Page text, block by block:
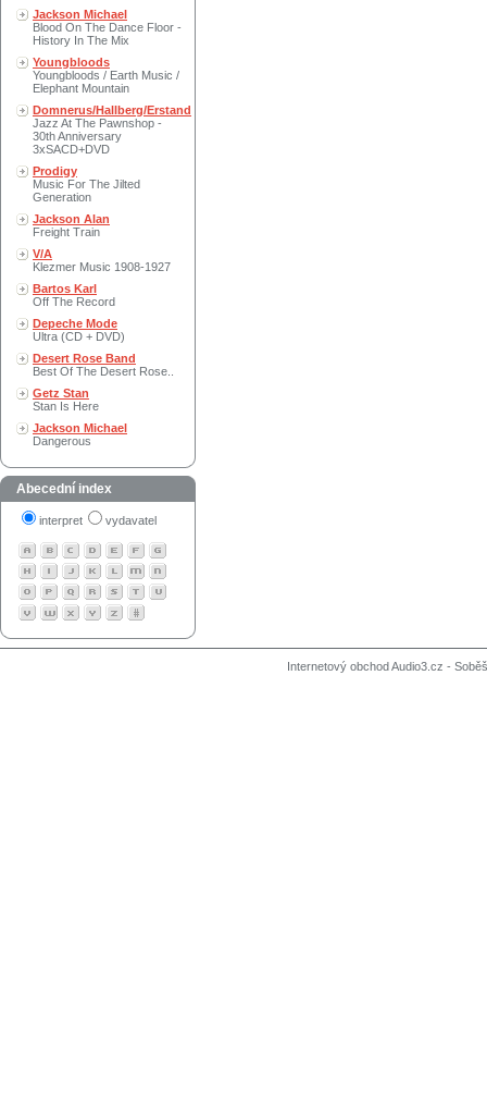
Jackson Michael
Blood On The Dance Floor -
History In The Mix
Youngbloods
Youngbloods / Earth Music /
Elephant Mountain
Domnerus/Hallberg/Erstand
Jazz At The Pawnshop -
30th Anniversary
3xSACD+DVD
Prodigy
Music For The Jilted
Generation
Jackson Alan
Freight Train
V/A
Klezmer Music 1908-1927
Bartos Karl
Off The Record
Depeche Mode
Ultra (CD + DVD)
Desert Rose Band
Best Of The Desert Rose..
Getz Stan
Stan Is Here
Jackson Michael
Dangerous
Abecední index
interpret vydavatel
Internetový obchod Audio3.cz -